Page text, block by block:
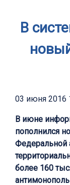
В
03 июня 2016
В июне
пополнился
Федеральной
более 160